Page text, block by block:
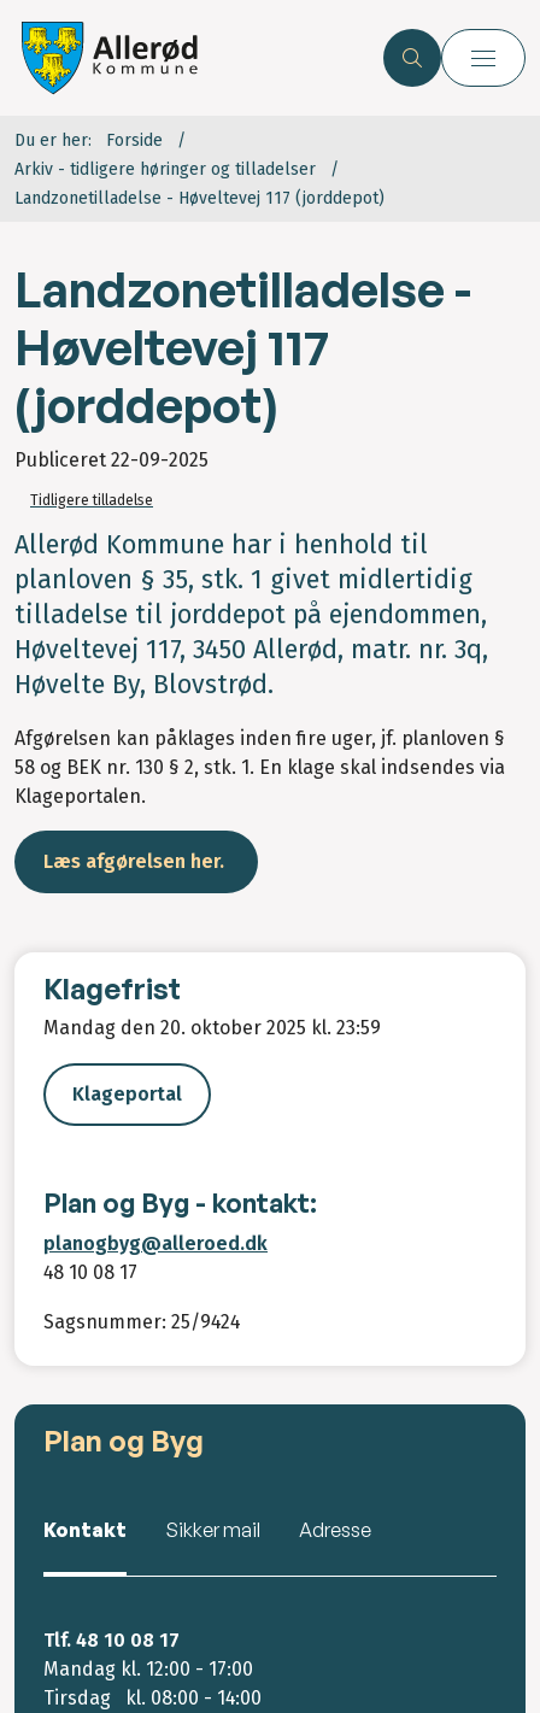
Du er her:
Forside
Arkiv - tidligere høringer og tilladelser
Landzonetilladelse - Høveltevej 117 (jorddepot)
Landzonetilladelse -
Høveltevej 117
(jorddepot)
Publiceret 22-09-2025
Tidligere tilladelse
Allerød Kommune har i henhold til
planloven § 35, stk. 1 givet midlertidig
tilladelse til jorddepot på ejendommen,
Høveltevej 117, 3450 Allerød, matr. nr. 3q,
Høvelte By, Blovstrød.
Afgørelsen kan påklages inden fire uger, jf. planloven §
58 og BEK nr. 130 § 2, stk. 1. En klage skal indsendes via
Klageportalen.
Læs afgørelsen her.
Klagefrist
Mandag den 20. oktober 2025 kl. 23:59
Klageportal
Plan og Byg - kontakt:
planogbyg@alleroed.dk
48 10 08 17
Sagsnummer: 25/9424
Plan og Byg
Kontakt Sikker mail Adresse
Tlf. 48 10 08 17
Mandag kl. 12:00 - 17:00
Tirsdag kl. 08:00 - 14:00